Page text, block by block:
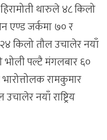
थारुले ४८ किलो
एण्ड जर्कमा ७० र
किलो तौल उचालेर नयाँ
भोली पल्टै मंगलबार ६०
रामकुमार
नयाँ राष्ट्रिय